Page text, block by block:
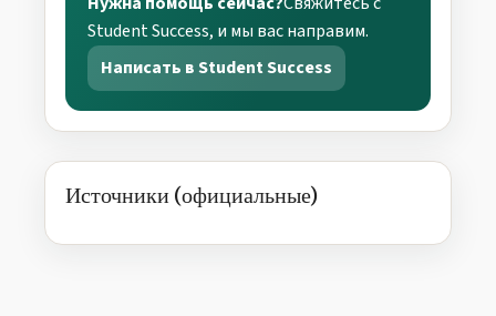
Student Success, и мы вас направим.
Написать в Student Success
Источники (официальные)